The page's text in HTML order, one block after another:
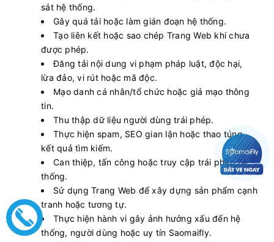
sát hệ thống.
Gây quá tải hoặc làm gián đoạn hệ thống.
Tạo liên kết hoặc sao chép Trang Web khi chưa
được phép.
Đăng tải nội dung vi phạm pháp luật, độc hại,
lừa đảo, vi rút hoặc mã độc.
Mạo danh cá nhân/tổ chức hoặc giả mạo thông
tin.
Thu thập dữ liệu người dùng trái phép.
Thực hiện spam, SEO gian lận hoặc thao túng
kết quả tìm kiếm.
Can thiệp, tấn công hoặc truy cập trái phép hệ
thống.
Sử dụng Trang Web để xây dựng sản phẩm cạnh
tranh hoặc tương tự.
Thực hiện hành vi gây ảnh hưởng xấu đến hệ
thống, người dùng hoặc uy tín Saomaifly.